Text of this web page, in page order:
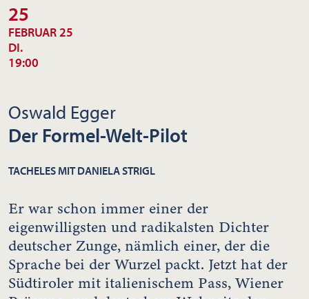
25
FEBRUAR 25
DI.
19:00
Oswald Egger
Der Formel-Welt-Pilot
TACHELES MIT DANIELA STRIGL
Er war schon immer einer der
eigenwilligsten und radikalsten Dichter
deutscher Zunge, nämlich einer, der die
Sprache bei der Wurzel packt. Jetzt hat der
Südtiroler mit italienischem Pass, Wiener